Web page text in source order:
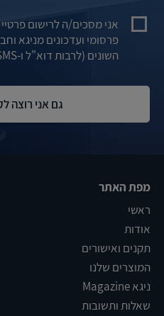
אני מסכים/ה לרישום
פרסומי ועדכונים מניגא
השונים (לרבות דוא"ל ו-SMS) כמפורט במדיניות הפרטיות.
מפת האתר
ראשי
אודות
תקנים ואישורים
המוצרים שלנו
ניגא Magazine
שאלות ותשובות